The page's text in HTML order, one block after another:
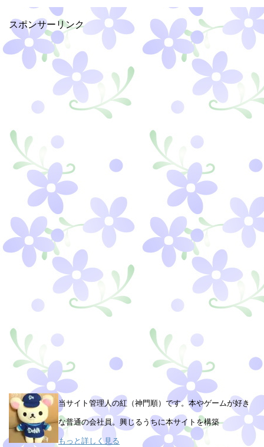
スポンサーリンク
当サイト管理人の紅（神門順）です。本やゲームが好き
な普通の会社員。興じるうちに本サイトを構築
もっと詳しく見る